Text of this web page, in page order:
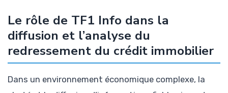
Le rôle de TF1 Info dans la
diffusion et l’analyse du
redressement du crédit immobilier
Dans un environnement économique complexe, la